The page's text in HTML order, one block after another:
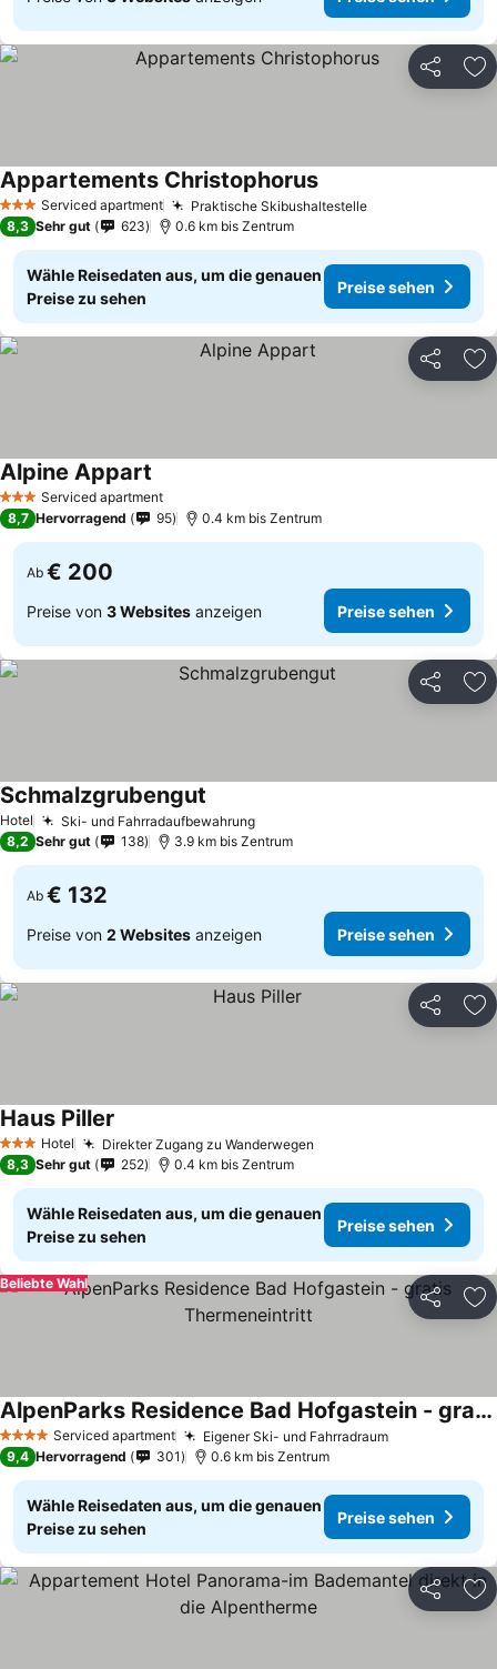
Teilen
3 SterneServiced apartment Praktische SkibushaltestellePreise sehen
Appartements ChristophorusPreise sehen
8,3 Sehr gut 623 0.6 km bis Zentrum
Wähle Reisedaten aus, um die genauen
Preise zu sehen
Preise sehen
Teilen
3 SterneServiced apartment
Alpine Appart
8,7 Hervorragend 95 0.4 km bis Zentrum
Ab € 200
Preise von 3 Websites anzeigen Preise sehen
Teilen
Hotel Ski- und FahrradaufbewahrungPreise sehen
Schmalzgrubengut
8,2 Sehr gut 138 3.9 km bis Zentrum
Ab € 132
Preise von 2 Websites anzeigen Preise sehen
Teilen
3 SterneHotel Direkter Zugang zu Wanderwegen
Haus Piller
8,3 Sehr gut 252 0.4 km bis Zentrum
Wähle Reisedaten aus, um die genauen
Preise zu sehen
Preise sehen
Teilen
Beliebte Wahl
4 Sterne Serviced apartment Eigener Ski- und FahrradraumPreise sehen
AlpenParks Residence Bad Hofgastein - gratis Thermeneintritt
Preise sehen
9,4 Hervorragend 301 0.6 km bis Zentrum
Wähle Reisedaten aus, um die genauen
Preise zu sehen
Preise sehen
Teilen